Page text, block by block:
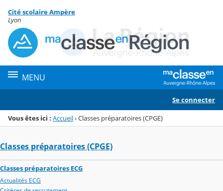
Menu de la rubrique
Contenu
Cité scolaire Ampère
Lyon
MENU
Se connecter
Vous êtes ici : Accueil›Classes préparatoires (CPGE)
Classes préparatoires (CPGE)
Classes préparatoires ECG
Actualités ECG